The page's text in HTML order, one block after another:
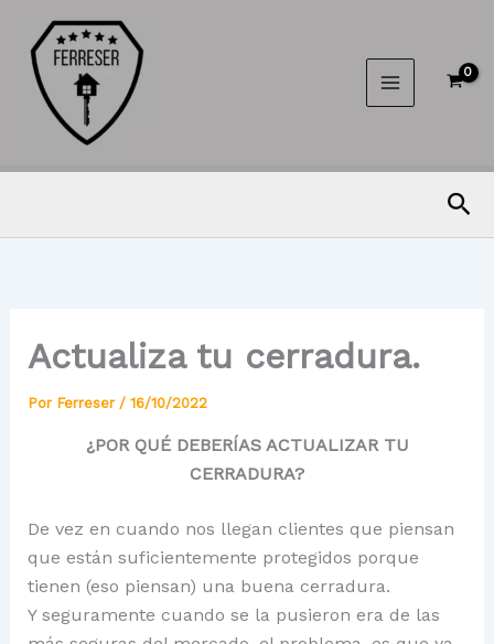
contenido
Actualiza tu cerradura.
Por Ferreser / 16/10/2022
¿POR QUÉ DEBERÍAS ACTUALIZAR TU
CERRADURA?
De vez en cuando nos llegan clientes que piensan
que están suficientemente protegidos porque
tienen (eso piensan) una buena cerradura.
Y seguramente cuando se la pusieron era de las